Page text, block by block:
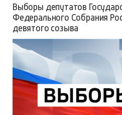
Выборы депутатов
Федерального Собрания
девятого созыва